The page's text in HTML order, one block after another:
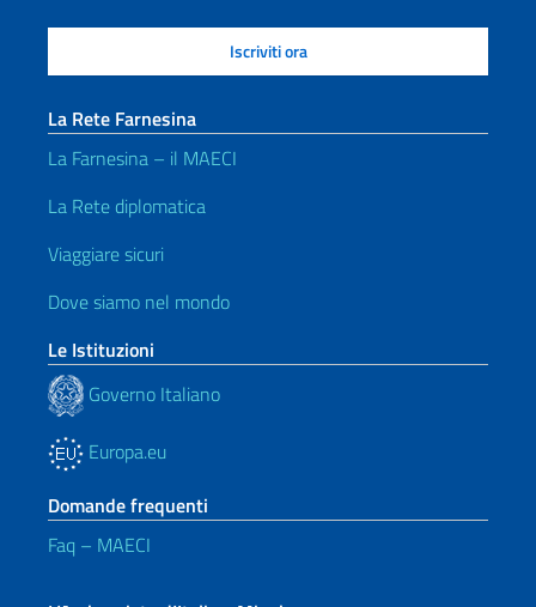
La Rete Farnesina
La Farnesina – il MAECI
La Rete diplomatica
Viaggiare sicuri
Dove siamo nel mondo
Le Istituzioni
Governo Italiano
Europa.eu
Domande frequenti
Faq – MAECI